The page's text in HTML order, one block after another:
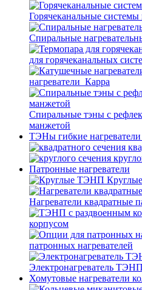
Горячеканальные
Спиральные
для горячеканальных
нагреватели_Карра
Спиральные тэны с
манжетой
ТЭНы гибкие
Патронные нагреватели
Нагреватели квадратные
корпусом
патронных нагревателей
Электронагреватель ТЭНП
Хомутовые нагреватели